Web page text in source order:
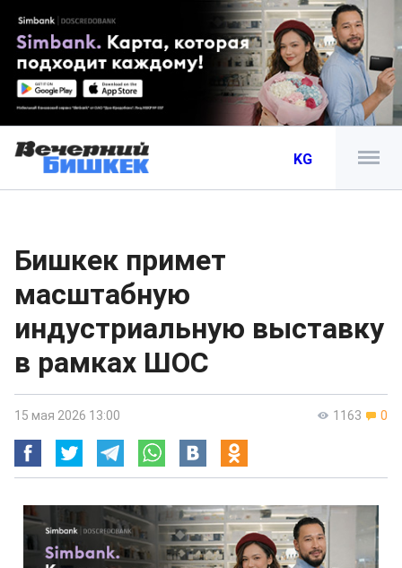
KG
Бишкек примет
масштабную
индустриальную выставку
в рамках ШОС
1163 0
15 мая 2026 13:00